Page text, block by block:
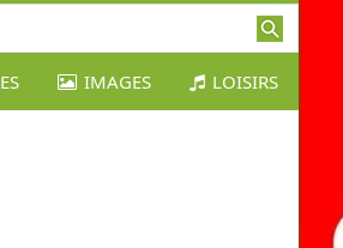
IMAGES LOISIRS